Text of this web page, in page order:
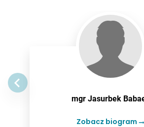
mgr Jasurbek
Zobacz biogram